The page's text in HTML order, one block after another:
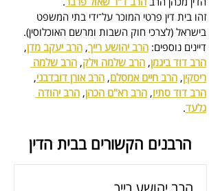
זהו בית דין פרטי המוכר על־ידי בתי המשפט
בישראל (לצרכי חוק השבות ומרשם האוכלוסין).
דיינים נוספים: הרב יהושע רייך, הרב יעקב מדן,
הרב דוד ביגמן, הרב שלמה וילק, הרב שלמה
ריסקין, הרב חיים אמסלם, הרב אורן דובדבני,
הרב דוד סתיו, הרב רא"ם הכהן, הרב יהודה
גלעד.
הרבנים הקשורים בבית הדין